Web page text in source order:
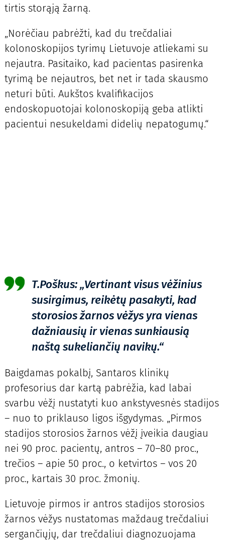
tirtis storąją žarną.
„Norėčiau pabrėžti, kad du trečdaliai
kolonoskopijos tyrimų Lietuvoje atliekami su
nejautra. Pasitaiko, kad pacientas pasirenka
tyrimą be nejautros, bet net ir tada skausmo
neturi būti. Aukštos kvalifikacijos
endoskopuotojai kolonoskopiją geba atlikti
pacientui nesukeldami didelių nepatogumų.“
T.Poškus: „Vertinant visus vėžinius
susirgimus, reikėtų pasakyti, kad
storosios žarnos vėžys yra vienas
dažniausių ir vienas sunkiausią
naštą sukeliančių navikų.“
Baigdamas pokalbį, Santaros klinikų
profesorius dar kartą pabrėžia, kad labai
svarbu vėžį nustatyti kuo ankstyvesnės stadijos
– nuo to priklauso ligos išgydymas. „Pirmos
stadijos storosios žarnos vėžį įveikia daugiau
nei 90 proc. pacientų, antros – 70–80 proc.,
trečios – apie 50 proc., o ketvirtos – vos 20
proc., kartais 30 proc. žmonių.
Lietuvoje pirmos ir antros stadijos storosios
žarnos vėžys nustatomas maždaug trečdaliui
sergančiųjų, dar trečdaliui diagnozuojama